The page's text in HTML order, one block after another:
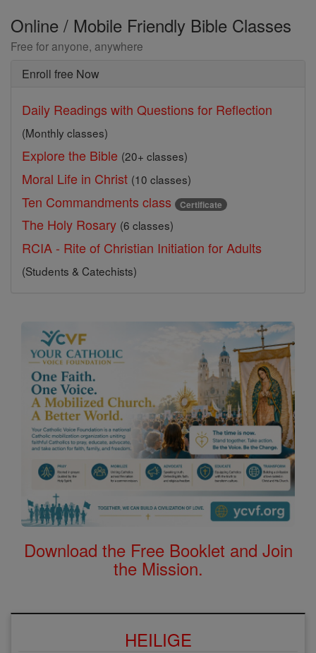
Online / Mobile Friendly Bible Classes
Free for anyone, anywhere
Enroll free Now
Daily Readings with Questions for Reflection
(Monthly classes)
Explore the Bible (20+ classes)
Moral Life in Christ (10 classes)
Ten Commandments class Certificate
The Holy Rosary (6 classes)
RCIA - Rite of Christian Initiation for Adults
(Students & Catechists)
Download the Free Booklet and Join
the Mission.
HEILIGE